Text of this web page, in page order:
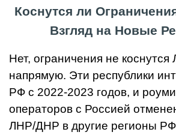
Коснутся ли
Взгляд на Новые
Нет, ограничения не
напрямую. Эти республики
РФ с 2022-2023 годов, и
операторов с Россией
ЛНР/ДНР в другие регионы